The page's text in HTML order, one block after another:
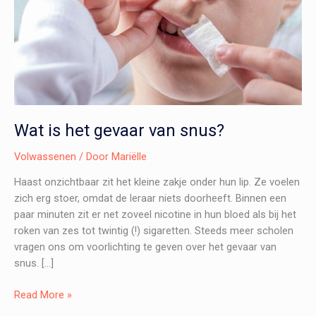
Wat is het gevaar van snus?
Volwassenen / Door Mariëlle
Haast onzichtbaar zit het kleine zakje onder hun lip. Ze voelen
zich erg stoer, omdat de leraar niets doorheeft. Binnen een
paar minuten zit er net zoveel nicotine in hun bloed als bij het
roken van zes tot twintig (!) sigaretten. Steeds meer scholen
vragen ons om voorlichting te geven over het gevaar van
snus. […]
Wat
Read More »